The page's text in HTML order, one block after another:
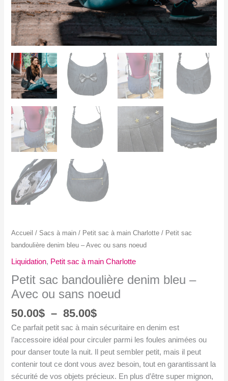
Accueil / Sacs à main / Petit sac à main Charlotte / Petit sac
bandoulière denim bleu – Avec ou sans noeud
Liquidation, Petit sac à main Charlotte
Petit sac bandoulière denim bleu –
Avec ou sans noeud
50.00$ – 85.00$Plage
de
prix :
50.00$
à
85.00$
Ce parfait petit sac à main sécuritaire en denim est
l’accessoire idéal pour circuler parmi les foules animées ou
pour danser toute la nuit. Il peut sembler petit, mais il peut
contenir tout ce dont vous avez besoin, tout en garantissant la
sécurité de vos objets précieux. En plus d’être super mignon,